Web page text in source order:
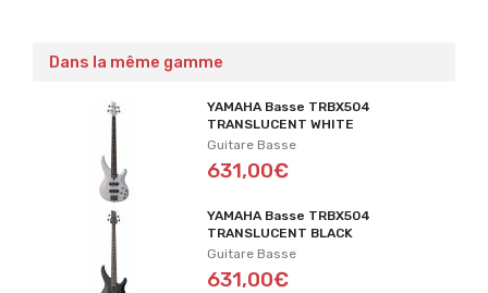
Dans la même gamme
YAMAHA Basse TRBX504
TRANSLUCENT WHITE
Guitare Basse
631,00€
YAMAHA Basse TRBX504
TRANSLUCENT BLACK
Guitare Basse
631,00€